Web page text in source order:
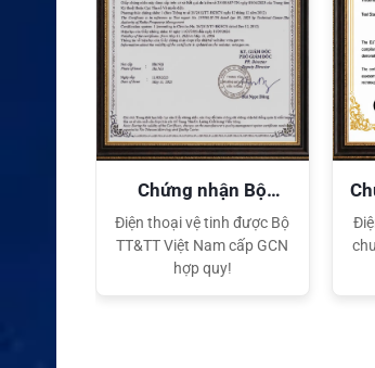
Chứng nhận Bộ
TT&TT
Điện thoại vệ tinh được Bộ
TT&TT Việt Nam cấp GCN
hợp quy!